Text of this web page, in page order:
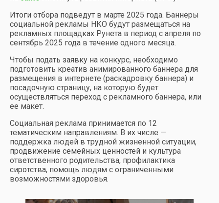
Итоги отбора подведут в марте 2025 года. Баннеры
социальной рекламы НКО будут размещаться на
рекламных площадках Рунета в период с апреля по
сентябрь 2025 года в течение одного месяца.
Чтобы подать заявку на конкурс, необходимо
подготовить креатив анимированного баннера для
размещения в интернете (раскадровку баннера) и
посадочную страницу, на которую будет
осуществляться переход с рекламного баннера, или
ее макет.
Социальная реклама принимается по 12
тематическим направлениям. В их числе —
поддержка людей в трудной жизненной ситуации,
продвижение семейных ценностей и культура
ответственного родительства, профилактика
сиротства, помощь людям с ограниченными
возможностями здоровья.